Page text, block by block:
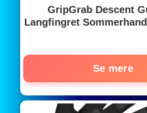
GripGrab Descent
Langfingret
Se mere